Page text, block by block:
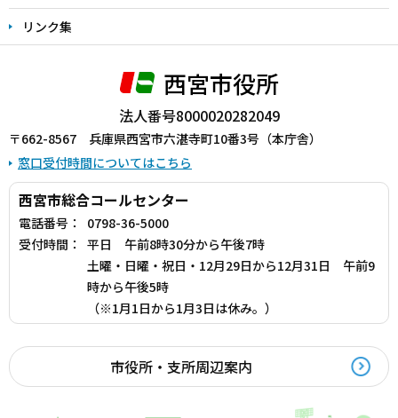
リンク集
西宮市役所
法人番号8000020282049
〒662-8567 兵庫県西宮市六湛寺町10番3号（本庁舎）
窓口受付時間についてはこちら
西宮市総合コールセンター
電話番号：
0798-36-5000
受付時間：
平日 午前8時30分から午後7時
土曜・日曜・祝日・12月29日から12月31日 午前9
時から午後5時
（※1月1日から1月3日は休み。）
市役所・支所周辺案内